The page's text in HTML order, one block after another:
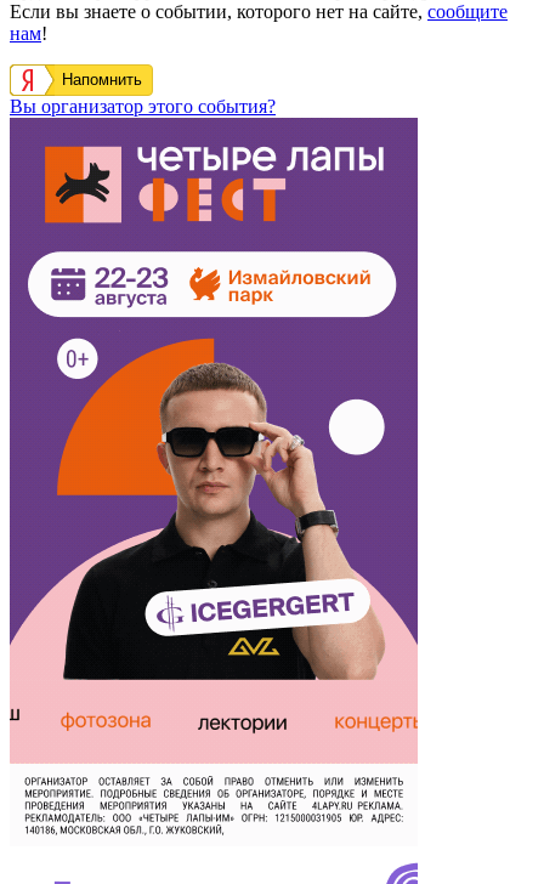
Если вы знаете о событии, которого нет на сайте, сообщите
нам!
Напомнить
Вы организатор этого события?